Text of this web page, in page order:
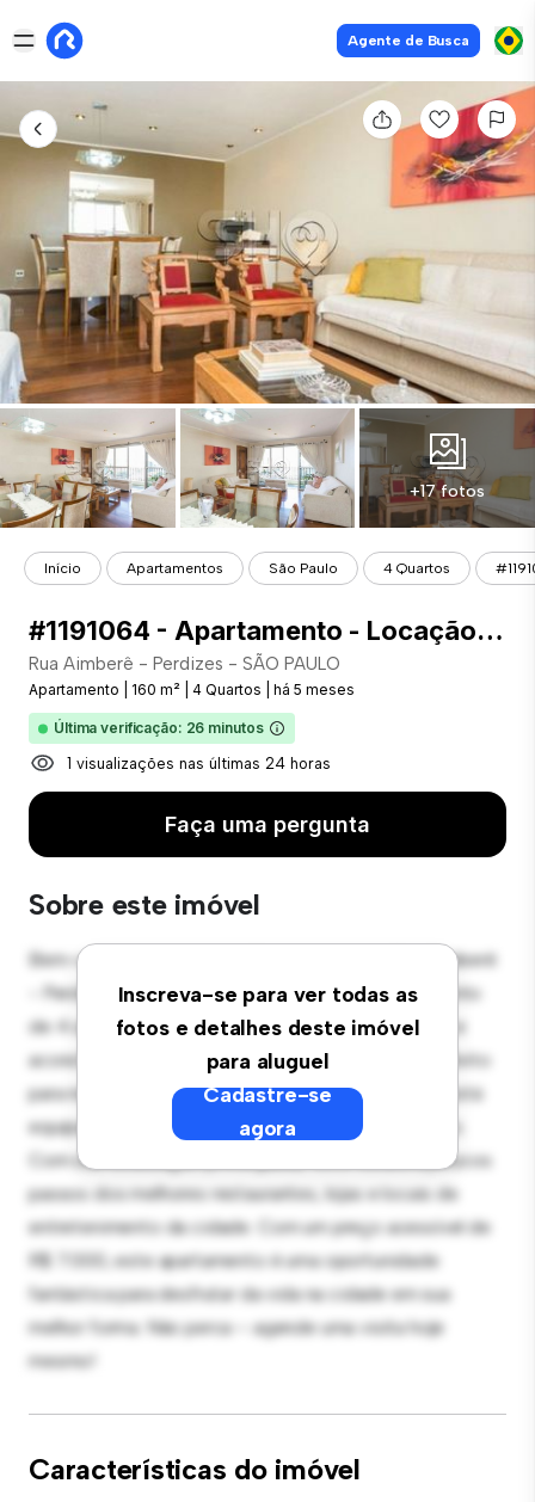
Agente de Busca
+17 fotos
Início Apartamentos São Paulo 4 Quartos
#1191064 - Apartamento - Locação com 160.00 m² , 4 Quarto(s), por R$ 7.000
Rua Aimberê - Perdizes - SÃO PAULO
Apartamento 160 m² 4 Quartos há 5 meses
Última verificação: 26 minutos
1 visualizações nas últimas 24 horas
Faça uma pergunta
Sobre este imóvel
Inscreva-se para ver todas as
fotos e detalhes deste imóvel
para aluguel
Cadastre-se
agora
Bem-vindo ao seu novo refúgio urbano em Rua Aimberê
- Perdizes - SÃO PAULO! Este moderno apartamento
de 4 quartos oferece um espaço de vida elegante e
aconchegante. O layout em conceito aberto é perfeito
para receber convidados, e a cozinha sofisticada está
equipada com eletrodomésticos de última geração.
Com sua localização privilegiada, você estará a poucos
passos dos melhores restaurantes, lojas e locais de
entretenimento da cidade. Com um preço acessível de
R$ 7.000, este apartamento é uma oportunidade
fantástica para desfrutar da vida na cidade em sua
melhor forma. Não perca – agende uma visita hoje
mesmo!
Características do imóvel